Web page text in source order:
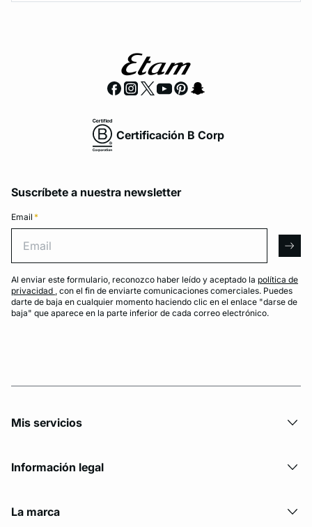
Certificación B Corp
Suscríbete a nuestra newsletter
Email *
Al enviar este formulario, reconozco haber leído y aceptado la política de
privacidad , con el fin de enviarte comunicaciones comerciales. Puedes
darte de baja en cualquier momento haciendo clic en el enlace "darse de
baja" que aparece en la parte inferior de cada correo electrónico.
Mis servicios
Información legal
La marca